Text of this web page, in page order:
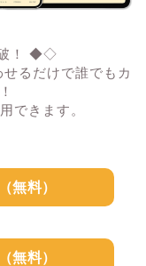
！ ◆◇
るだけで誰でもカ
できます。
無料）
無料）